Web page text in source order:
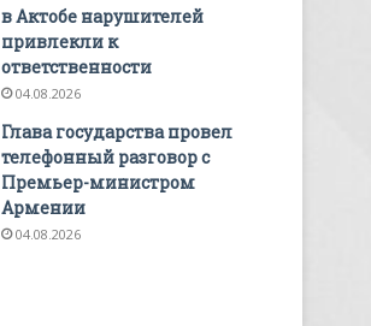
в Актобе нарушителей
привлекли к
ответственности
04.08.2026
Глава государства провел
телефонный разговор с
Премьер-министром
Армении
04.08.2026